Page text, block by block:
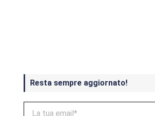
Resta sempre aggiornato!